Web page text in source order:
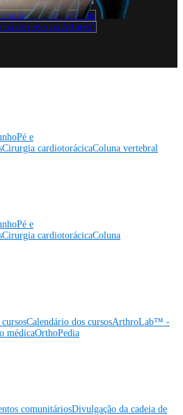
educacionais
há de novo na Arthrex?
Pé e
Cirurgia cardiotorácicaColuna vertebral
Pé e
Cirurgia cardiotorácicaColuna
Calendário dos cursosArthroLab™ -
médicaOrthoPedia
comunitáriosDivulgação da cadeia de